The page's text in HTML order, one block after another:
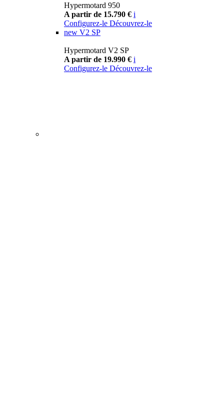
Hypermotard 950
A partir de 15.790 € i
Configurez-le Découvrez-le
new V2 SP
Hypermotard V2 SP
A partir de 19.990 € i
Configurez-le Découvrez-le